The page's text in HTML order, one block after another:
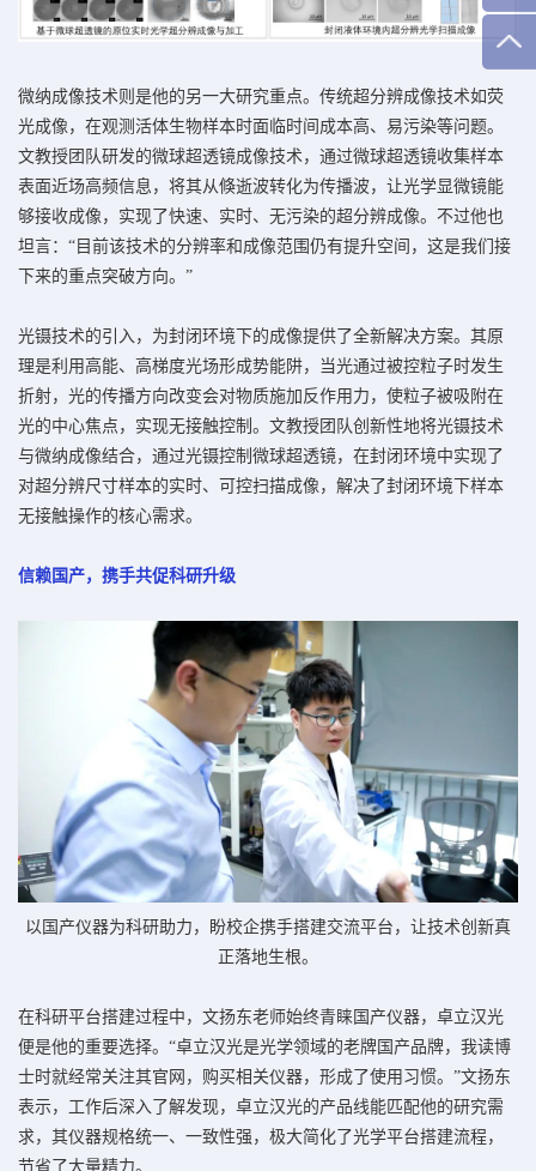
微纳成像技术则是他的另一大研究重点。传统超分辨成像技术如荧
光成像，在观测活体生物样本时面临时间成本高、易污染等问题。
文教授团队研发的微球超透镜成像技术，通过微球超透镜收集样本
表面近场高频信息，将其从倏逝波转化为传播波，让光学显微镜能
够接收成像，实现了快速、实时、无污染的超分辨成像。不过他也
坦言：“目前该技术的分辨率和成像范围仍有提升空间，这是我们接
下来的重点突破方向。”
光镊技术的引入，为封闭环境下的成像提供了全新解决方案。其原
理是利用高能、高梯度光场形成势能阱，当光通过被控粒子时发生
折射，光的传播方向改变会对物质施加反作用力，使粒子被吸附在
光的中心焦点，实现无接触控制。文教授团队创新性地将光镊技术
与微纳成像结合，通过光镊控制微球超透镜，在封闭环境中实现了
对超分辨尺寸样本的实时、可控扫描成像，解决了封闭环境下样本
无接触操作的核心需求。
信赖国产，携手共促科研升级
以国产仪器为科研助力，盼校企携手搭建交流平台，让技术创新真
正落地生根。
在科研平台搭建过程中，文扬东老师始终青睐国产仪器，卓立汉光
便是他的重要选择。“卓立汉光是光学领域的老牌国产品牌，我读博
士时就经常关注其官网，购买相关仪器，形成了使用习惯。”文扬东
表示，工作后深入了解发现，卓立汉光的产品线能匹配他的研究需
求，其仪器规格统一、一致性强，极大简化了光学平台搭建流程，
节省了大量精力。